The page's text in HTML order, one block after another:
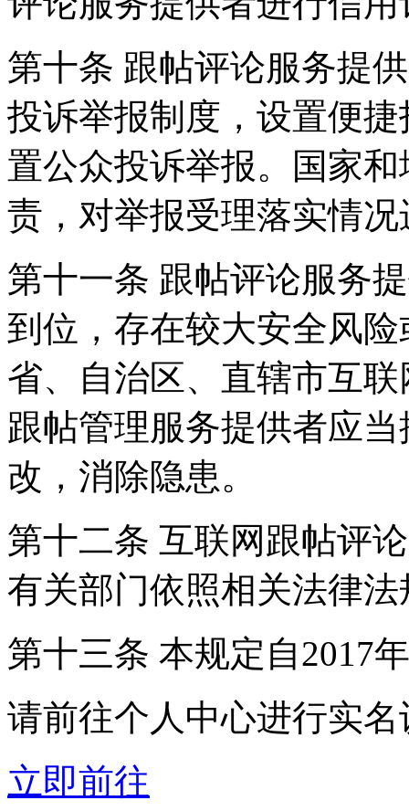
第十条 跟帖评论服务提
投诉举报制度，设置便
置公众投诉举报。国家
责，对举报受理落实情
第十一条 跟帖评论服务
到位，存在较大安全风
省、自治区、直辖市互
跟帖管理服务提供者应
改，消除隐患。
第十二条 互联网跟帖评
有关部门依照相关法律
第十三条 本规定自2017
请前往个人中心进行实名
立即前往